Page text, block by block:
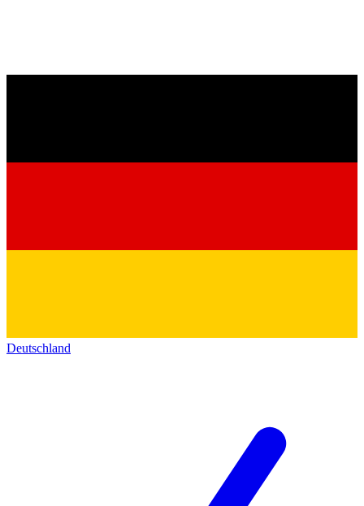
Deutschland